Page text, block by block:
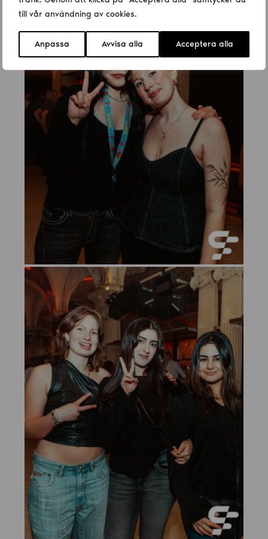
till vår användning av cookies.
Anpassa Avvisa alla Acceptera alla